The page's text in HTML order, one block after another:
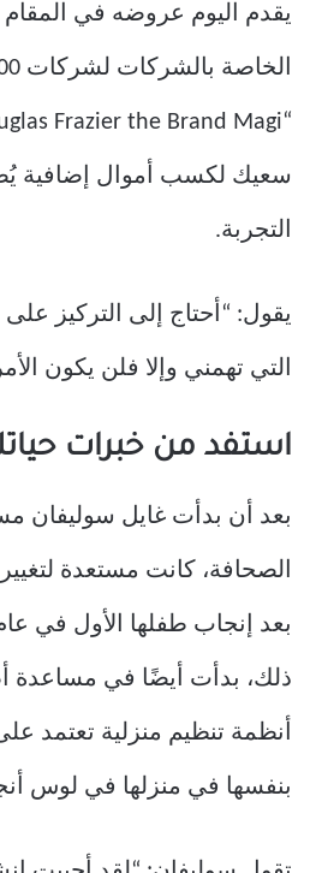
يقدم اليوم عروضه في المقام
سعيك لكسب أموال إضافية
التجربة.
يقول: “أحتاج إلى التركيز على
التي تهمني وإلا فلن يكون
استفد من خبرات
بعد أن بدأت غايل سوليفان
الصحافة، كانت مستعدة
ذلك، بدأت أيضًا في مساعدة
أنظمة تنظيم منزلية تعتمد
بنفسها في منزلها في لوس